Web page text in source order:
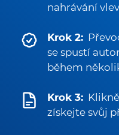
nahrávání
Krok 2:
se spustí
během
Krok 3:
získejte svůj